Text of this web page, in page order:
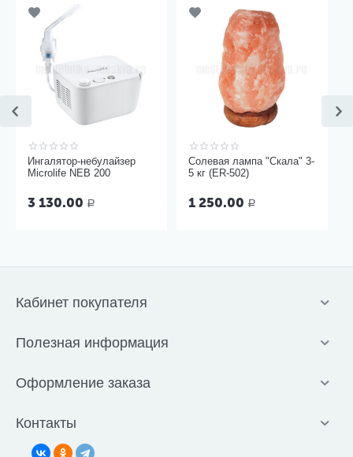
Ингалятор-небулайзер
Microlife NEB 200
3 130.00 Р
Солевая лампа "Скала" 3-
5 кг (ER-502)
1 250.00 Р
Кабинет покупателя
Полезная информация
Оформление заказа
Контакты